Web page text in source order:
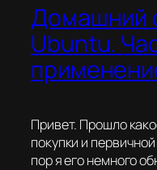
Домашний
Ubuntu.
Привет. Прошло
покупки и
пор я его немного